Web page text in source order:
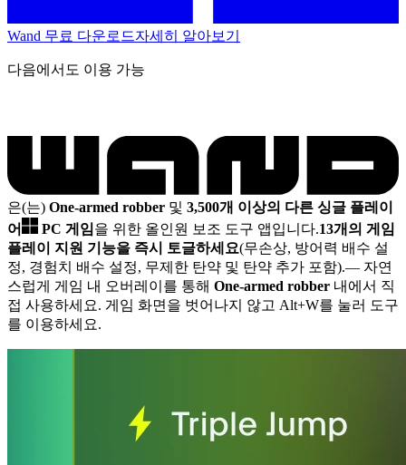
Wand 무료 다운로드자세히 알아보기
다음에서도 이용 가능
은(는) One-armed robber 및 3,500개 이상의 다른 싱글 플레이
어
PC 게임을 위한 올인원 보조 도구 앱입니다.13개의 게임
플레이 지원 기능을 즉시 토글하세요(무손상, 방어력 배수 설
정, 경험치 배수 설정, 무제한 탄약 및 탄약 추가 포함).— 자연
스럽게 게임 내 오버레이를 통해 One-armed robber 내에서 직
접 사용하세요. 게임 화면을 벗어나지 않고 Alt+W를 눌러 도구
를 이용하세요.